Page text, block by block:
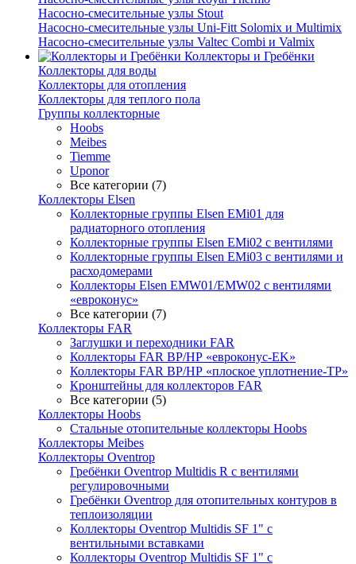
Насосно-смесительные узлы Stout
Насосно-смесительные узлы Uni-Fitt Solomix и Multimix
Насосно-смесительные узлы Valtec Combi и Valmix
Коллекторы и Гребёнки
Коллекторы для воды
Коллекторы для отопления
Коллекторы для теплого пола
Группы коллекторные
Hoobs
Meibes
Tiemme
Uponor
Все категории (7)
Коллекторы Elsen
Коллекторные группы Elsen EMi01 для
радиаторного отопления
Коллекторные группы Elsen EMi02 с вентилями
Коллекторные группы Elsen EMi03 с вентилями и
расходомерами
Коллекторы Elsen EMW01/EMW02 с вентилями
«евроконус»
Все категории (7)
Коллекторы FAR
Заглушки и переходники FAR
Коллекторы FAR ВР/НР «евроконус-EK»
Коллекторы FAR ВР/НР «плоское уплотнение-TP»
Кронштейны для коллекторов FAR
Все категории (5)
Коллекторы Hoobs
Стальные отопительные коллекторы Hoobs
Коллекторы Meibes
Коллекторы Oventrop
Гребёнки Oventrop Multidis R с вентилями
регулировочными
Гребёнки Oventrop для отопительных контуров в
теплоизоляции
Коллекторы Oventrop Multidis SF 1" с
вентильными вставками
Коллекторы Oventrop Multidis SF 1" с